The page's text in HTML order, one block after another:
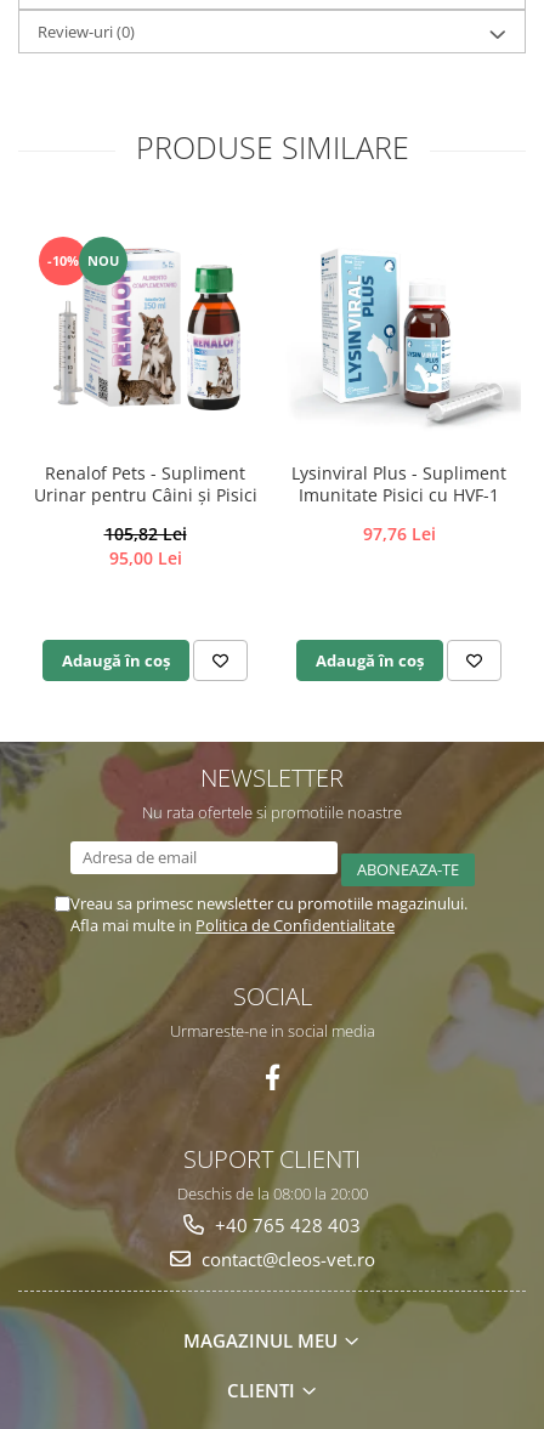
Review-uri(0)
PRODUSE SIMILARE
-10% NOU
Renalof Pets - Supliment
Urinar pentru Câini și Pisici
105,82 Lei
95,00 Lei
Adaugă în coș
Lysinviral Plus - Supliment
Imunitate Pisici cu HVF-1
97,76 Lei
Adaugă în coș
NEWSLETTER
Nu rata ofertele si promotiile noastre
Vreau sa primesc newsletter cu promotiile magazinului.
Afla mai multe in Politica de Confidentialitate
SOCIAL
Urmareste-ne in social media
SUPORT CLIENTI
Deschis de la 08:00 la 20:00
+40 765 428 403
contact@cleos-vet.ro
MAGAZINUL MEU
CLIENTI